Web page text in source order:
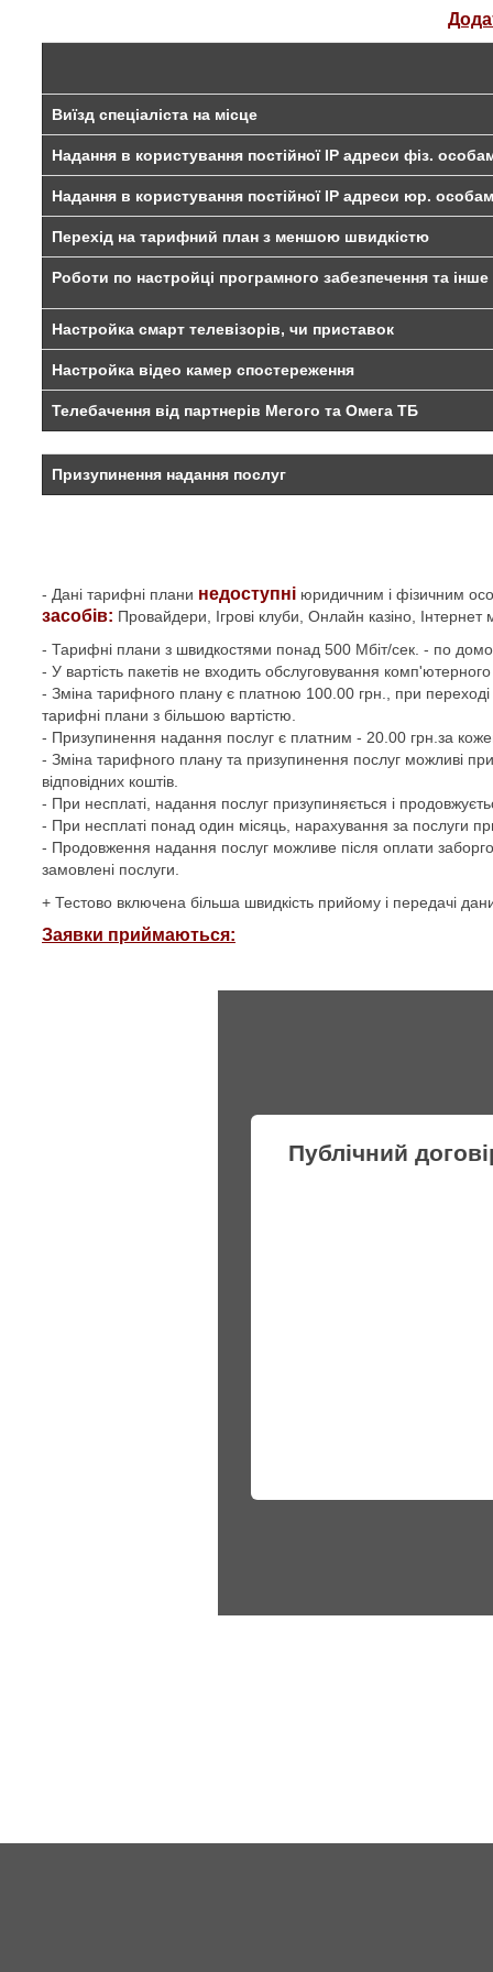
Виїзд спеціаліста на місце
Надання в користування постійної ІР адреси фіз.
Надання в користування постійної ІР адреси юр. особам
Перехід на тарифний план з меншою швидкістю
Роботи по настройці програмного забезпечення та інше
Настройка смарт телевізорів, чи приставок
Настройка відео камер спостереження
Телебачення від партнерів Мегого та Омега ТБ
Призупинення надання послуг
- Дані тарифні плани недоступні юридичним і фізичним
засобів: Провайдери, Ігрові клуби, Онлайн казіно, Інтернет
- Тарифні плани з швидкостями понад 500 Мбіт/сек. - по
- У вартість пакетів не входить обслуговування
- Зміна тарифного плану є платною 100.00 грн., при
тарифні плани з більшою вартістю.
- Призупинення надання послуг є платним - 20.00 грн.за
- Зміна тарифного плану та призупинення послуг можливі
відповідних коштів.
- При неcплаті, надання послуг призупиняється і
- При несплаті понад один місяць, нарахування за послуги
- Продовження надання послуг можливе після оплати
замовлені послуги.
+ Тестово включена більша швидкість прийому і передачі
Заявки приймаються:
Публічний